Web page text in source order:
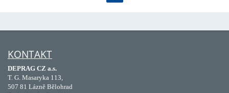
KONTAKT
DEPRAG CZ a.s.
T. G. Masaryka 113,
507 81 Lázně Bělohrad